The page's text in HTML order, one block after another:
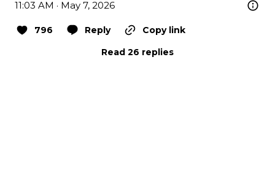
11:03 AM · May 7, 2026
796 Reply
Copy link
Read 26 replies